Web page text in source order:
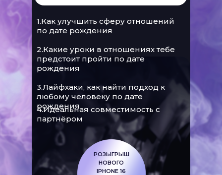
1.Как улучшить сферу отношений
по дате рождения
2.Какие уроки в отношениях тебе
предстоит пройти по дате
рождения
3.Лайфхаки, как найти подход к
любому человеку по дате
рождения
4.Идеальная совместимость с
партнёром
РОЗЫГРЫШ
НОВОГО
IPHONE 16